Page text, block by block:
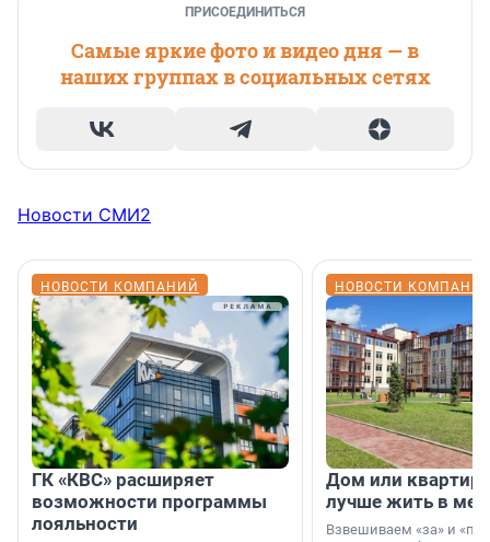
ПРИСОЕДИНИТЬСЯ
Самые яркие фото и видео дня — в
наших группах в социальных сетях
Новости СМИ2
НОВОСТИ КОМПАНИЙ
ГК «КВС» расширяет
возможности программы
лояльности
НОВОСТИ
Дом или
лучше жить в
Взвешиваем «за» и